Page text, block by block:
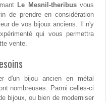
Le Mesnil-theribusvous
de prendre en considération
de vos bijoux anciens. Il n'y
qui vous permettra
vente.
d'un bijou ancien en métal
nombreuses. Parmi celles-ci
bijoux, ou bien de moderniser